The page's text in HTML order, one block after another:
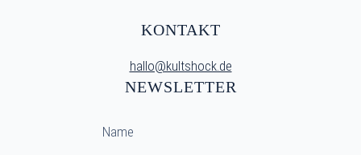
KONTAKT
hallo@kultshock.de
NEWSLETTER